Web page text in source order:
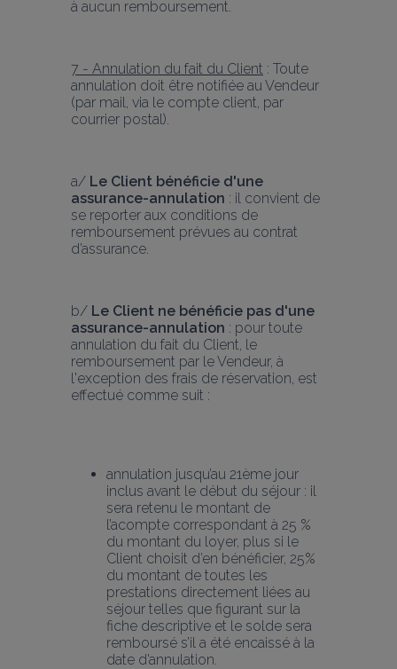
à aucun remboursement.
7 - Annulation du fait du Client : Toute
annulation doit être notifiée au Vendeur
(par mail, via le compte client, par
courrier postal).
a/ Le Client bénéficie d'une
assurance-annulation : il convient de
se reporter aux conditions de
remboursement prévues au contrat
d’assurance.
b/ Le Client ne bénéficie pas d'une
assurance-annulation : pour toute
annulation du fait du Client, le
remboursement par le Vendeur, à
l'exception des frais de réservation, est
effectué comme suit :
annulation jusqu’au 21ème jour
inclus avant le début du séjour : il
sera retenu le montant de
l’acompte correspondant à 25 %
du montant du loyer, plus si le
Client choisit d’en bénéficier, 25%
du montant de toutes les
prestations directement liées au
séjour telles que figurant sur la
fiche descriptive et le solde sera
remboursé s’il a été encaissé à la
date d’annulation.